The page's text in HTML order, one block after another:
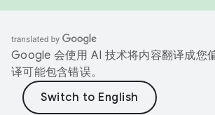
Google 会使用 AI 技术将内容翻译成您
译可能包含错误。